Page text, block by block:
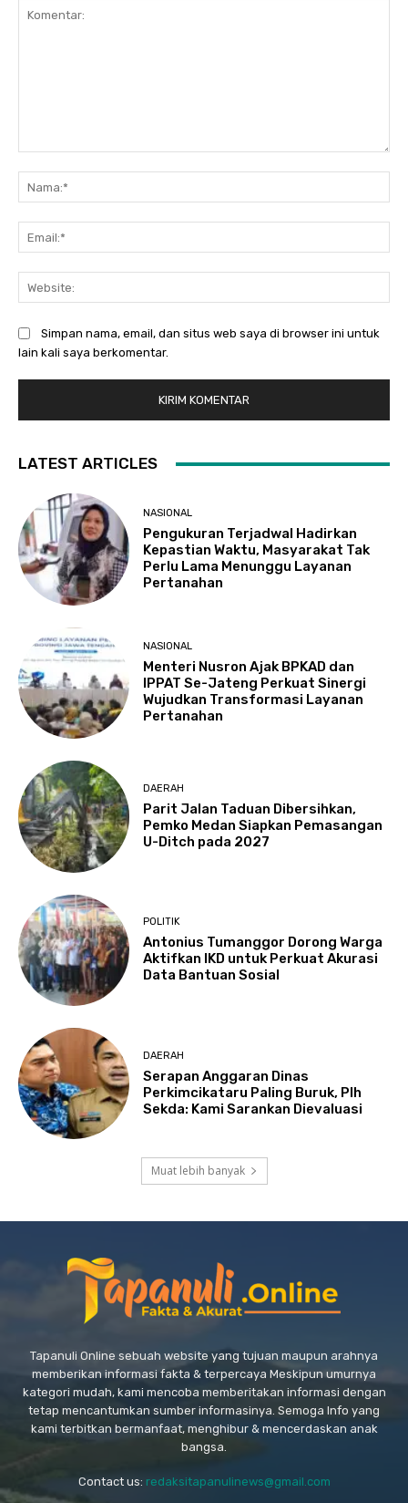
Simpan nama, email, dan situs web saya di browser ini untuk
lain kali saya berkomentar.
LATEST ARTICLES
NASIONAL
Pengukuran Terjadwal Hadirkan
Kepastian Waktu, Masyarakat Tak
Perlu Lama Menunggu Layanan
Pertanahan
NASIONAL
Menteri Nusron Ajak BPKAD dan
IPPAT Se-Jateng Perkuat Sinergi
Wujudkan Transformasi Layanan
Pertanahan
DAERAH
Parit Jalan Taduan Dibersihkan,
Pemko Medan Siapkan Pemasangan
U-Ditch pada 2027
POLITIK
Antonius Tumanggor Dorong Warga
Aktifkan IKD untuk Perkuat Akurasi
Data Bantuan Sosial
DAERAH
Serapan Anggaran Dinas
Perkimcikataru Paling Buruk, Plh
Sekda: Kami Sarankan Dievaluasi
Muat lebih banyak
Tapanuli Online sebuah website yang tujuan maupun arahnya
memberikan informasi fakta & terpercaya Meskipun umurnya
kategori mudah, kami mencoba memberitakan informasi dengan
tetap mencantumkan sumber informasinya. Semoga Info yang
kami terbitkan bermanfaat, menghibur & mencerdaskan anak
bangsa.
Contact us: redaksitapanulinews@gmail.com